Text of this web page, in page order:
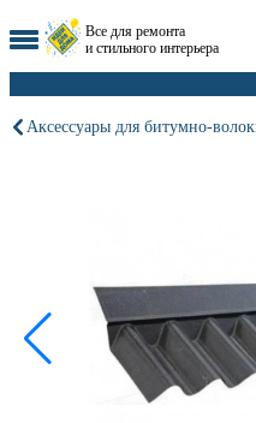
Все для ремонта
и стильного интерьера
Аксессуары для битумно-